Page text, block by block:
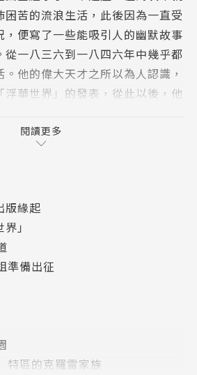
困苦的流浪生活，此後因為一直受
，便寫了一些能吸引人的幽默故事
從一八三六到一八四六年中幾乎都
他的偉大天才之所以為人認識，
浮華世界」的發表，從此以後，他
閱讀更多
版緣起
」
備出征
區的克羅雷家族